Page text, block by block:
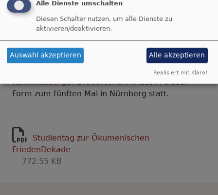
Der Studientag Frieden von Arbeitsstelle kokon,
Initiativkreis FRIEDEN in der ELKB,Arbeitskreis
Diözesanverband Bamberg,
Nürnberger
Evangelisches Forum für den Frieden e.V.,
Rummelsberger Brüderschaft findet in dieser
Form zum fünften Mal in Nürnberg statt.
Studientag zur Ökumenischen
FriedenDekade
772.55 KB
Alle Dienste umschalten
Diesen Schalter nutzen, um alle Dienste zu
aktivieren/deaktivieren.
Auswahl akzeptieren Alle akzeptieren
Realisiert mit Klaro!